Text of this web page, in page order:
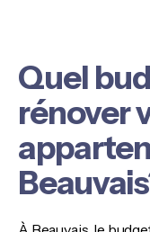
Quel
rénover